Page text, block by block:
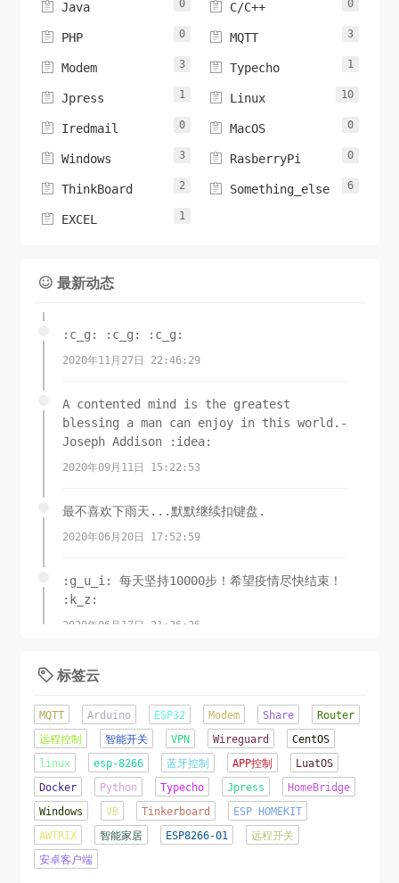
 Java 0  C/C++ 0
 PHP 0  MQTT 3
 Modem 3  Typecho 1
 Jpress 1  Linux 10
 Iredmail 0  MacOS 0
 Windows 3  RasberryPi 0
 ThinkBoard 2  Something_else 6
 EXCEL 1
 最新动态
:c_g: :c_g: :c_g:
2020年11月27日 22:46:29
A contented mind is the greatest
blessing a man can enjoy in this world.-
Joseph Addison :idea:
2020年09月11日 15:22:53
最不喜欢下雨天...默默继续扣键盘.
2020年06月20日 17:52:59
:g_u_i: 每天坚持10000步！希望疫情尽快结束！
:k_z:
2020年06月17日 21:36:26
锲而舍之，朽木不折;锲而不舍，金石可镂.-荀子
这才是夏天该有的样子！
2020年06月07日 16:22:44
辛苦了几天...终于成功将网站从Jpress移植到了
TypeCho.o(╥﹏╥)o
2020年06月05日 22:12:09
 标签云
MQTT Arduino ESP32 Modem Share
Router
远程控制
智能开关 VPN Wireguard
CentOS
linux
esp-8266 蓝牙控制 APP控制
LuatOS
Docker
Python Typecho Jpress
HomeBridge
Windows
VB Tinkerboard
ESP HOMEKIT
AWTRIX
智能家居 ESP8266-01
远程开关
安卓客户端